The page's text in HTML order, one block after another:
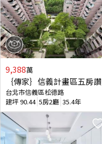
9,388萬
｛傳家｝信義計畫區五房讚
台北市信義區松德路
建坪90.44 5房2廳 35.4年